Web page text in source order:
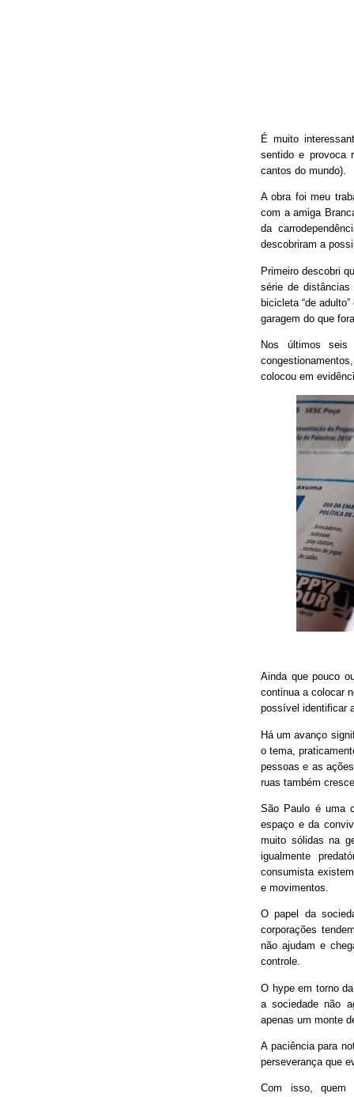
É muito
sentido e provoca
cantos do mundo).
A obra foi meu
com a amiga
da
descobriram a
Primeiro descobri
série de distâncias
bicicleta “de
garagem do que
Nos últimos seis
colocou em
Ainda que pouco
continua a colocar
possível identificar
Há um avanço
o tema,
pessoas e as
ruas também
São Paulo é uma
espaço e da
muito sólidas na
igualmente
consumista
e movimentos.
O papel da
corporações
não ajudam e
controle.
O hype em torno
a sociedade não
apenas um monte
A paciência para
perseverança que
Com isso, quem